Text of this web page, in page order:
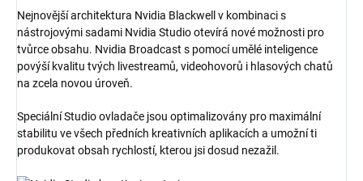
Nejnovější architektura Nvidia Blackwell v kombinaci s
nástrojovými sadami Nvidia Studio otevírá nové možnosti pro
tvůrce obsahu. Nvidia Broadcast s pomocí umělé inteligence
povýší kvalitu tvých livestreamů, videohovorů i hlasových chatů
na zcela novou úroveň.
Speciální Studio ovladače jsou optimalizovány pro maximální
stabilitu ve všech předních kreativních aplikacích a umožní ti
produkovat obsah rychlostí, kterou jsi dosud nezažil.